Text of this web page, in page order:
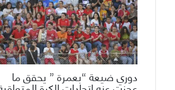
دوري ضيعة “بعمرة ” يحقق ما